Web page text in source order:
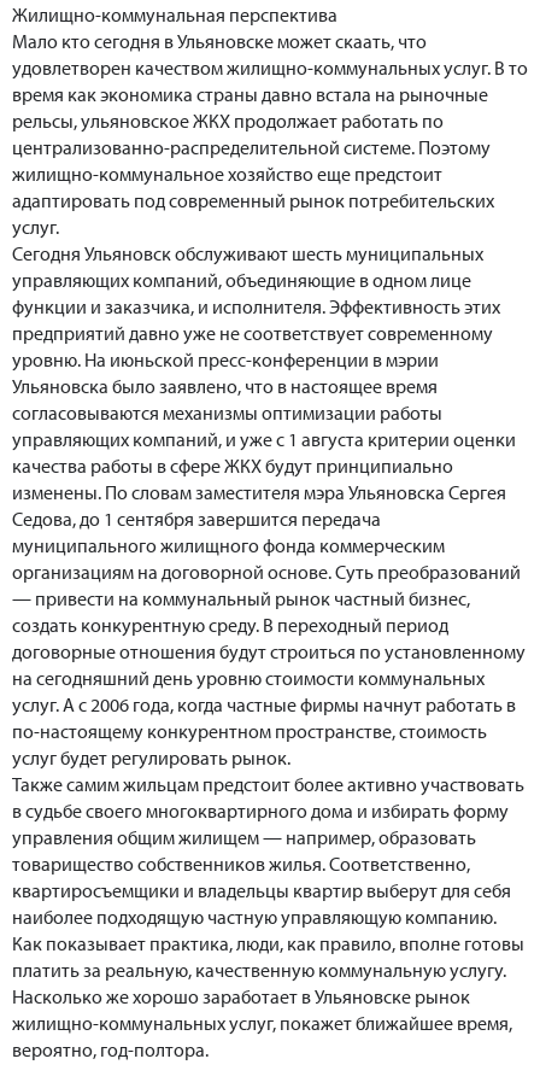
Жилищно-коммунальная перспектива
Мало кто сегодня в Ульяновске может скаать, что
удовлетворен качеством жилищно-коммунальных услуг. В то
время как экономика страны давно встала на рыночные
рельсы, ульяновское ЖКХ продолжает работать по
централизованно-распределительной системе. Поэтому
жилищно-коммунальное хозяйство еще предстоит
адаптировать под современный рынок потребительских
услуг.
Сегодня Ульяновск обслуживают шесть муниципальных
управляющих компаний, объединяющие в одном лице
функции и заказчика, и исполнителя. Эффективность этих
предприятий давно уже не соответствует современному
уровню. На июньской пресс-конференции в мэрии
Ульяновска было заявлено, что в настоящее время
согласовываются механизмы оптимизации работы
управляющих компаний, и уже с 1 августа критерии оценки
качества работы в сфере ЖКХ будут принципиально
изменены. По словам заместителя мэра Ульяновска Сергея
Седова, до 1 сентября завершится передача
муниципального жилищного фонда коммерческим
организациям на договорной основе. Суть преобразований
— привести на коммунальный рынок частный бизнес,
создать конкурентную среду. В переходный период
договорные отношения будут строиться по установленному
на сегодняшний день уровню стоимости коммунальных
услуг. А с 2006 года, когда частные фирмы начнут работать в
по-настоящему конкурентном пространстве, стоимость
услуг будет регулировать рынок.
Также самим жильцам предстоит более активно участвовать
в судьбе своего многоквартирного дома и избирать форму
управления общим жилищем — например, образовать
товарищество собственников жилья. Соответственно,
квартиросъемщики и владельцы квартир выберут для себя
наиболее подходящую частную управляющую компанию.
Как показывает практика, люди, как правило, вполне готовы
платить за реальную, качественную коммунальную услугу.
Насколько же хорошо заработает в Ульяновске рынок
жилищно-коммунальных услуг, покажет ближайшее время,
вероятно, год-полтора.